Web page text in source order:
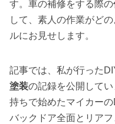
す。車の補修をする際の
して、素人の作業がど
ルにお見せします。
記事では、私が行った
塗装の記録を公開して
持ちで始めたマイカー
バックドア全面とリア